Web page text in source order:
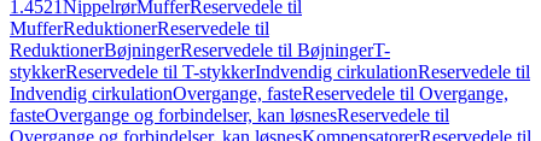
1.4521NippelrørMufferReservedele til
MufferReduktionerReservedele til
ReduktionerBøjningerReservedele til BøjningerT-
stykkerReservedele til T-stykkerIndvendig cirkulationReservedele til
Indvendig cirkulationOvergange, fasteReservedele til Overgange,
fasteOvergange og forbindelser, kan løsnesReservedele til
Overgange og forbindelser, kan løsnesKompensatorerReservedele til